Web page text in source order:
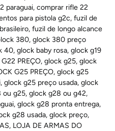
paraguai,comprar rifle 22
para pistola g2c,fuzil de
,fuzil de longo alcance
380,glock 380 preço
40,glock baby rosa,glock g19
PREÇO,glock g25,glock
G25 PREÇO,glock g25
,glock g25 preço usada,glock
ou g25,glock g28 ou g42,
,glock g28 pronta entrega,
g28 usada,glock preço,
, LOJA DE ARMAS DO